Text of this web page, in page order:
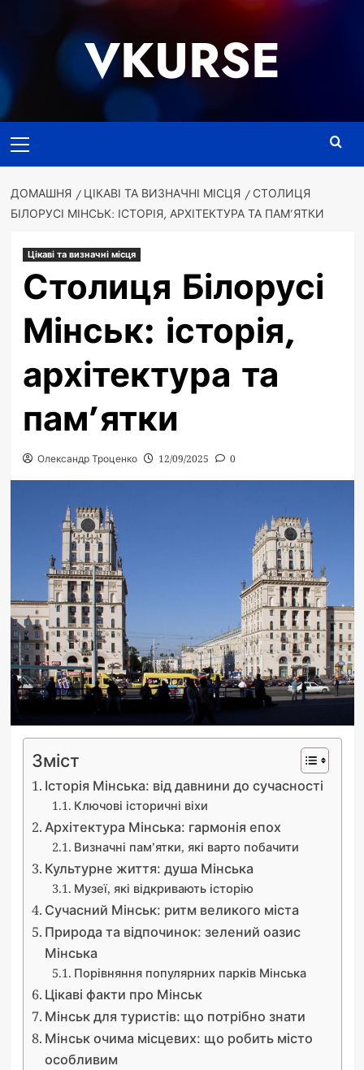
VKURSE
меню
ДОМАШНЯ ЦІКАВІ ТА ВИЗНАЧНІ МІСЦЯ
СТОЛИЦЯ
БІЛОРУСІ МІНСЬК: ІСТОРІЯ, АРХІТЕКТУРА ТА ПАМ’ЯТКИ
Цікаві та визначні місця
Столиця Білорусі
Мінськ: історія,
архітектура та
пам’ятки
Олександр Троценко 12/09/2025 0
Зміст
Історія Мінська: від давнини до сучасності
Ключові історичні віхи
Архітектура Мінська: гармонія епох
Визначні пам’ятки, які варто побачити
Культурне життя: душа Мінська
Музеї, які відкривають історію
Сучасний Мінськ: ритм великого міста
Природа та відпочинок: зелений оазис
Мінська
Порівняння популярних парків Мінська
Цікаві факти про Мінськ
Мінськ для туристів: що потрібно знати
Мінськ очима місцевих: що робить місто
особливим